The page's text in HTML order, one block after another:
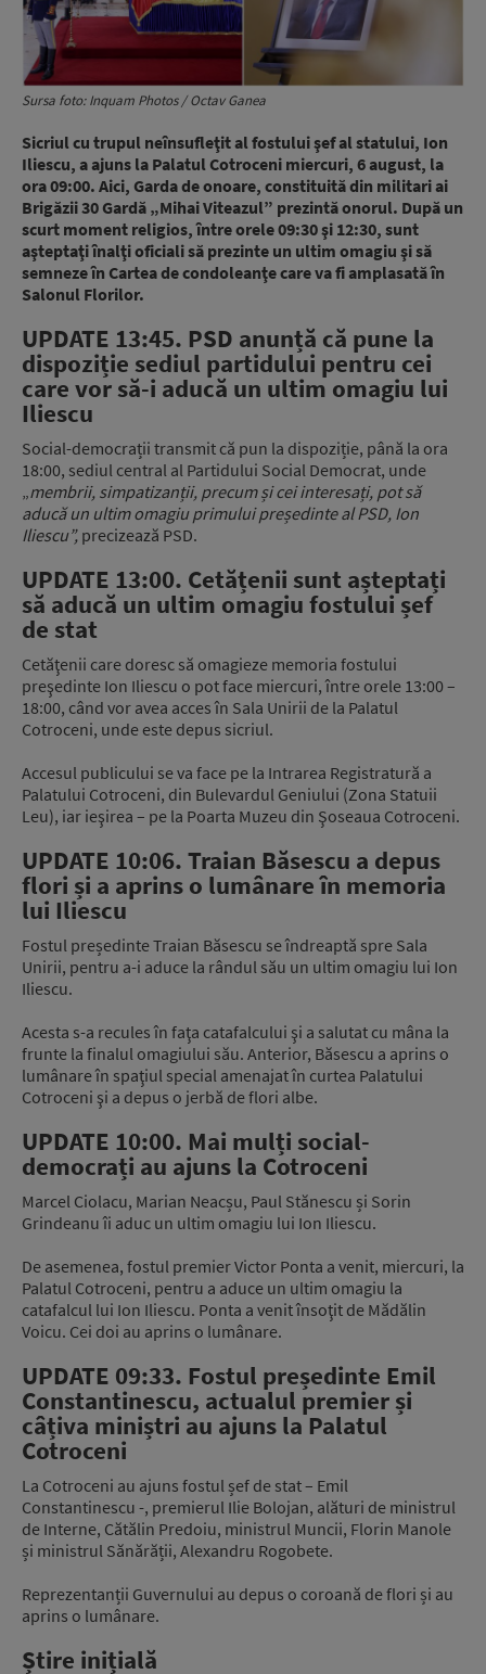
Sursa foto: Inquam Photos / Octav Ganea
Sicriul cu trupul neînsufleţit al fostului şef al statului, Ion
Iliescu, a ajuns la Palatul Cotroceni miercuri, 6 august, la
ora 09:00. Aici, Garda de onoare, constituită din militari ai
Brigăzii 30 Gardă „Mihai Viteazul” prezintă onorul. După un
scurt moment religios, între orele 09:30 şi 12:30, sunt
aşteptaţi înalţi oficiali să prezinte un ultim omagiu şi să
semneze în Cartea de condoleanţe care va fi amplasată în
Salonul Florilor.
UPDATE 13:45. PSD anunță că pune la
dispoziție sediul partidului pentru cei
care vor să-i aducă un ultim omagiu lui
Iliescu
Social-democrații transmit că pun la dispoziție, până la ora
18:00, sediul central al Partidului Social Democrat, unde
„membrii, simpatizanții, precum și cei interesați, pot să
aducă un ultim omagiu primului președinte al PSD, Ion
Iliescu”, precizează PSD.
UPDATE 13:00. Cetățenii sunt așteptați
să aducă un ultim omagiu fostului șef
de stat
Cetăţenii care doresc să omagieze memoria fostului
preşedinte Ion Iliescu o pot face miercuri, între orele 13:00 –
18:00, când vor avea acces în Sala Unirii de la Palatul
Cotroceni, unde este depus sicriul.
Accesul publicului se va face pe la Intrarea Registratură a
Palatului Cotroceni, din Bulevardul Geniului (Zona Statuii
Leu), iar ieşirea – pe la Poarta Muzeu din Şoseaua Cotroceni.
UPDATE 10:06. Traian Băsescu a depus
flori și a aprins o lumânare în memoria
lui Iliescu
Fostul președinte Traian Băsescu se îndreaptă spre Sala
Unirii, pentru a-i aduce la rândul său un ultim omagiu lui Ion
Iliescu.
Acesta s-a recules în faţa catafalcului şi a salutat cu mâna la
frunte la finalul omagiului său. Anterior, Băsescu a aprins o
lumânare în spaţiul special amenajat în curtea Palatului
Cotroceni şi a depus o jerbă de flori albe.
UPDATE 10:00. Mai mulți social-
democrați au ajuns la Cotroceni
Marcel Ciolacu, Marian Neacșu, Paul Stănescu și Sorin
Grindeanu îi aduc un ultim omagiu lui Ion Iliescu.
De asemenea, fostul premier Victor Ponta a venit, miercuri, la
Palatul Cotroceni, pentru a aduce un ultim omagiu la
catafalcul lui Ion Iliescu. Ponta a venit însoţit de Mădălin
Voicu. Cei doi au aprins o lumânare.
UPDATE 09:33. Fostul președinte Emil
Constantinescu, actualul premier și
câțiva miniștri au ajuns la Palatul
Cotroceni
La Cotroceni au ajuns fostul șef de stat – Emil
Constantinescu -, premierul Ilie Bolojan, alături de ministrul
de Interne, Cătălin Predoiu, ministrul Muncii, Florin Manole
și ministrul Sănărății, Alexandru Rogobete.
Reprezentanții Guvernului au depus o coroană de flori și au
aprins o lumânare.
Știre inițială